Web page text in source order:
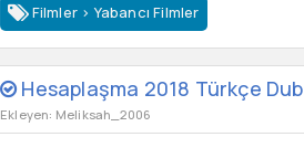
Filmler >Yabancı Filmler
Hesaplaşma 2018 Türkçe
Ekleyen: Meliksah_2006